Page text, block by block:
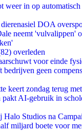
weer in op automatisch
DOA
neemt 'vulvalippen'
overleden
voor einde
bedrijven geen
keert zondag terug
pakt AI-gebruik in
Halo Studios na
miljard boete voor